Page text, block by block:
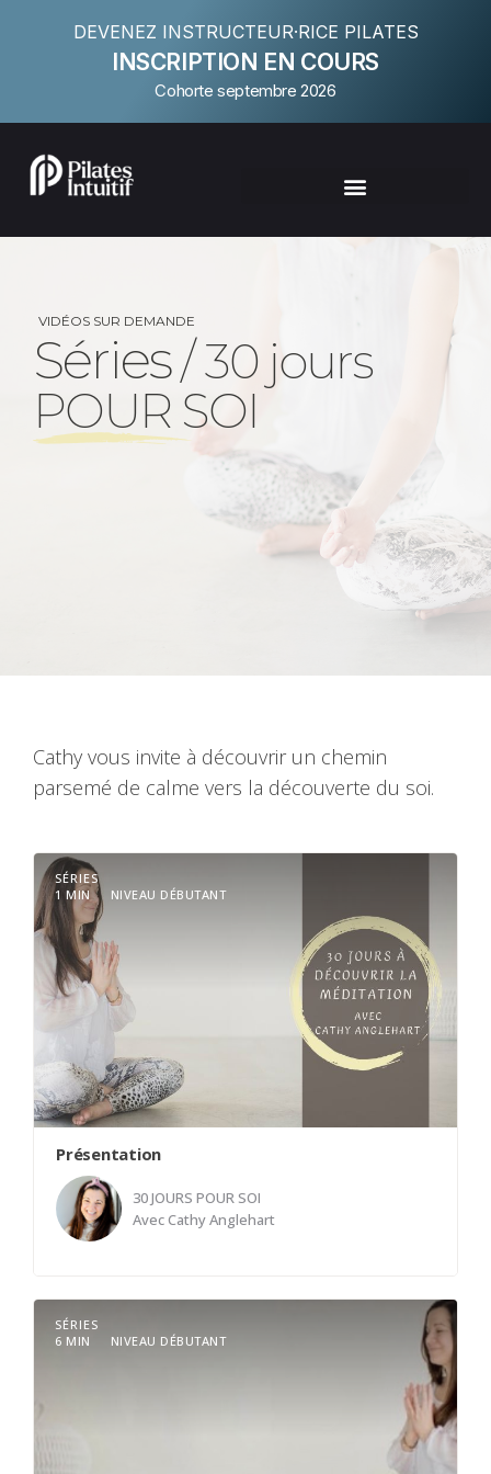
DEVENEZ INSTRUCTEUR·RICE PILATES
INSCRIPTION EN COURS
Cohorte septembre 2026
VIDÉOS SUR DEMANDE
Séries/ 30 jours
POUR SOI
Cathy vous invite à découvrir un chemin
parsemé de calme vers la découverte du soi.
SÉRIES
1 MIN
NIVEAU DÉBUTANT
Présentation
30 JOURS POUR SOI
AvecCathy Anglehart
Cathy vous invite à découvrir un chemin parsemé
de calme vers la découverte du soi.
SÉRIES
6 MIN
NIVEAU DÉBUTANT